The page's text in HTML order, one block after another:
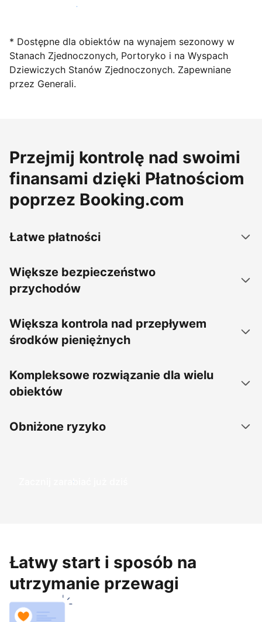
Zarejestruj obiekt już dziś
* Dostępne dla obiektów na wynajem sezonowy w
Stanach Zjednoczonych, Portoryko i na Wyspach
Dziewiczych Stanów Zjednoczonych. Zapewniane
przez Generali.
Przejmij kontrolę nad swoimi
finansami dzięki Płatnościom
poprzez Booking.com
Łatwe płatności
Większe bezpieczeństwo
przychodów
Większa kontrola nad przepływem
środków pieniężnych
Kompleksowe rozwiązanie dla wielu
obiektów
Obniżone ryzyko
Zacznij zarabiać już dziś
Łatwy start i sposób na
utrzymanie przewagi